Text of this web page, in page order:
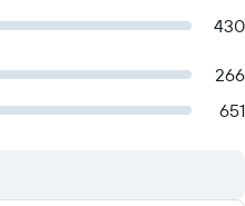
430
266
651